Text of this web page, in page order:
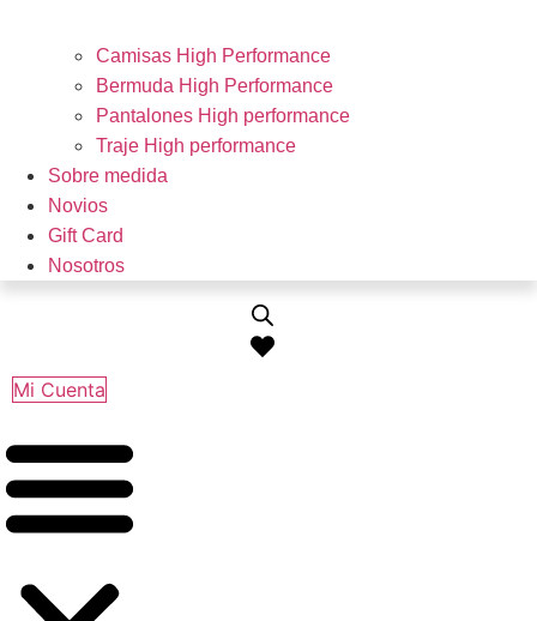
Camisas High Performance
Bermuda High Performance
Pantalones High performance
Traje High performance
Sobre medida
Novios
Gift Card
Nosotros
Mi Cuenta